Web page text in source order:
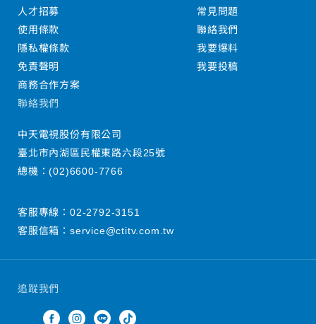
追蹤我們
人才招募
使用條款
隱私權條款
免責聲明
商務合作方案
常見問題
聯絡我們
我要爆料
我要投稿
聯絡我們
中天電視股份有限公司
臺北市內湖區民權東路六段25號
總機：(02)6600-7766
客服專線： 02-2792-3151
客服信箱： service@ctitv.com.tw